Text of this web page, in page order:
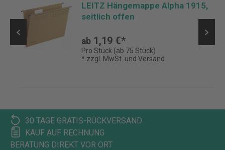
LEITZ Hängemappe Alpha 1915,
seitlich offen
ab 1,19 €*
Pro Stück (ab 75 Stück)
* zzgl. MwSt. und Versand
30 TAGE GRATIS-RÜCKVERSAND
KAUF AUF RECHNUNG
BERATUNG DIREKT VOR ORT